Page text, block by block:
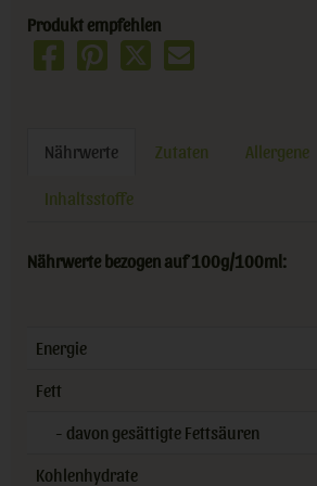
Produkt empfehlen
Nährwerte Zutaten Allergene
Inhaltsstoffe
Nährwerte bezogen auf 100g/100ml:
Energie
Fett
- davon gesättigte Fettsäuren
Kohlenhydrate